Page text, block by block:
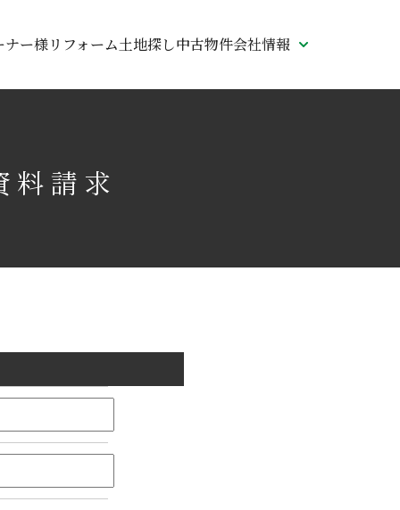
ナー様リフォーム土地探し中古物件会社情報
請求